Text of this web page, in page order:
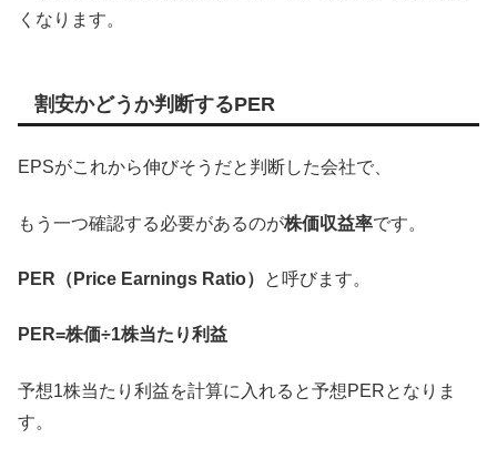
くなります。
割安かどうか判断するPER
EPSがこれから伸びそうだと判断した会社で、
もう一つ確認する必要があるのが株価収益率です。
PER（Price Earnings Ratio） と呼びます。
PER=株価÷1株当たり利益
予想1株当たり利益を計算に入れると予想PERとなりま
す。